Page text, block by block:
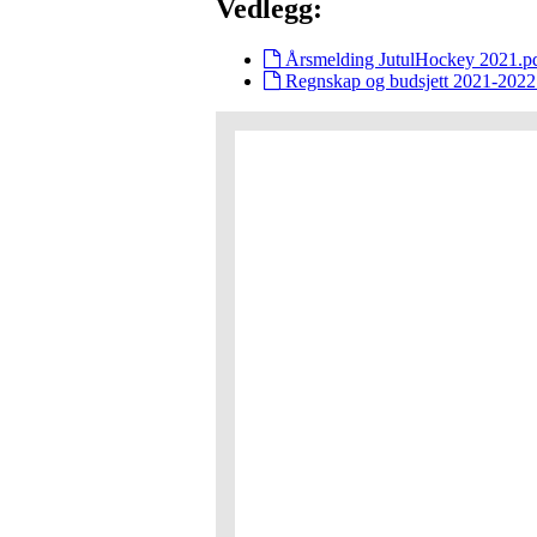
Vedlegg:
Årsmelding JutulHockey
Regnskap og budsjett 2021-